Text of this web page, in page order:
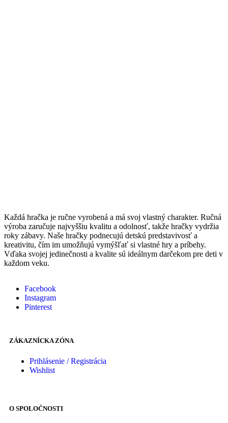
Každá hračka je ručne vyrobená a má svoj vlastný charakter. Ručná
výroba zaručuje najvyššiu kvalitu a odolnosť, takže hračky vydržia
roky zábavy. Naše hračky podnecujú detskú predstavivosť a
kreativitu, čím im umožňujú vymýšľať si vlastné hry a príbehy.
Vďaka svojej jedinečnosti a kvalite sú ideálnym darčekom pre deti v
každom veku.
Facebook
Instagram
Pinterest
ZÁKAZNÍCKA ZÓNA
Prihlásenie / Registrácia
Wishlist
O SPOLOČNOSTI